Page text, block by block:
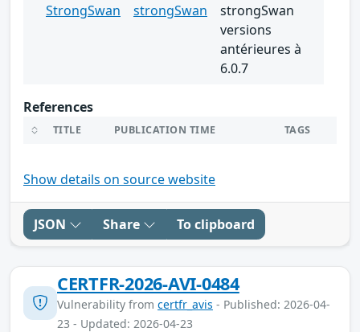
StrongSwan strongSwan
strongSwan
versions
antérieures à
6.0.7
References
TITLE PUBLICATION TIME TAGS
Show details on source website
JSON Share To clipboard
CERTFR-2026-AVI-0484
Vulnerability from certfr_avis - Published: 2026-04-
23 - Updated: 2026-04-23